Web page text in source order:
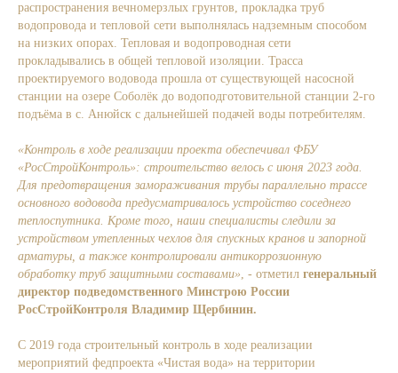
распространения вечномерзлых грунтов, прокладка труб
водопровода и тепловой сети выполнялась надземным способом
на низких опорах. Тепловая и водопроводная сети
прокладывались в общей тепловой изоляции. Трасса
проектируемого водовода прошла от существующей насосной
станции на озере Соболёк до водоподготовительной станции 2-го
подъёма в с. Анюйск с дальнейшей подачей воды потребителям.
«Контроль в ходе реализации проекта обеспечивал ФБУ
«РосСтройКонтроль»: строительство велось с июня 2023 года.
Для предотвращения замораживания трубы параллельно трассе
основного водовода предусматривалось устройство соседнего
теплоспутника. Кроме того, наши специалисты следили за
устройством утепленных чехлов для спускных кранов и запорной
арматуры, а также контролировали антикоррозионную
обработку труб защитными составами», - отметил генеральный
директор подведомственного Минстрою России
РосСтройКонтроля Владимир Щербинин.
С 2019 года строительный контроль в ходе реализации
мероприятий федпроекта «Чистая вода» на территории